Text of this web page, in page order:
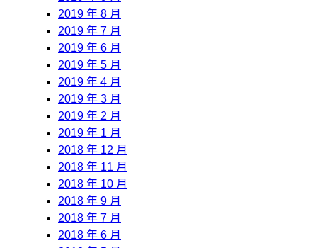
2019 年 8 月
2019 年 7 月
2019 年 6 月
2019 年 5 月
2019 年 4 月
2019 年 3 月
2019 年 2 月
2019 年 1 月
2018 年 12 月
2018 年 11 月
2018 年 10 月
2018 年 9 月
2018 年 7 月
2018 年 6 月